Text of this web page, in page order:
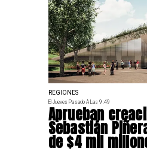
REGIONES
El Jueves Pasado A Las 9:49
Aprueban
Sebastián
de $4 mil